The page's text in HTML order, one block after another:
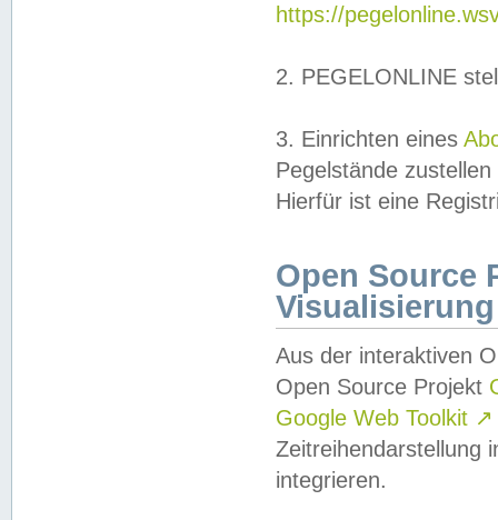
https://
2. PEGELONLINE
3. Einrichten eines
Pegelstände
Hierfür ist eine
Open Source
Visualisierung
Aus der interaktiven
Open Source Projekt
Google Web Toolkit ↗
Zeitreihendarstellung
integrieren.